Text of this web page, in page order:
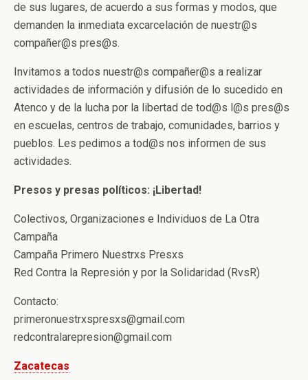
de sus lugares, de acuerdo a sus formas y modos, que
demanden la inmediata excarcelación de nuestr@s
compañer@s pres@s.
Invitamos a todos nuestr@s compañer@s a realizar
actividades de información y difusión de lo sucedido en
Atenco y de la lucha por la libertad de tod@s l@s pres@s
en escuelas, centros de trabajo, comunidades, barrios y
pueblos. Les pedimos a tod@s nos informen de sus
actividades.
Presos y presas políticos: ¡Libertad!
Colectivos, Organizaciones e Individuos de La Otra
Campaña
Campaña Primero Nuestrxs Presxs
Red Contra la Represión y por la Solidaridad (RvsR)
Contacto:
primeronuestrxspresxs@gmail.com
redcontralarepresion@gmail.com
Zacatecas